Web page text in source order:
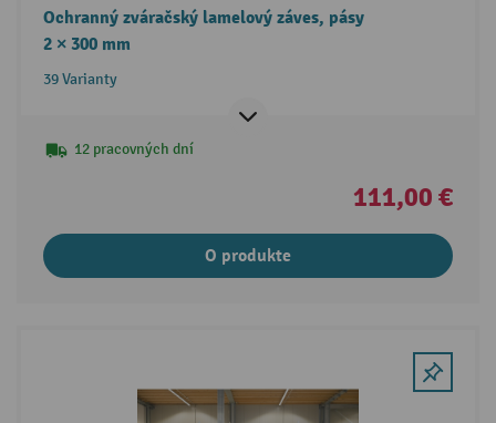
Ochranný zváračský lamelový záves, pásy
2 × 300 mm
39 Varianty
12 pracovných dní
111,00 €
O produkte